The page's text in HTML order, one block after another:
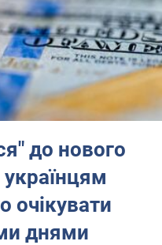
до нового
очікувати
днями